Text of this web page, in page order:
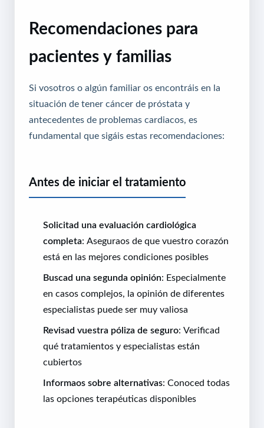
Recomendaciones para
pacientes y familias
Si vosotros o algún familiar os encontráis en la
situación de tener cáncer de próstata y
antecedentes de problemas cardiacos, es
fundamental que sigáis estas recomendaciones:
Antes de iniciar el tratamiento
Solicitad una evaluación cardiológica
completa: Aseguraos de que vuestro corazón
está en las mejores condiciones posibles
Buscad una segunda opinión: Especialmente
en casos complejos, la opinión de diferentes
especialistas puede ser muy valiosa
Revisad vuestra póliza de seguro: Verificad
qué tratamientos y especialistas están
cubiertos
Informaos sobre alternativas: Conoced todas
las opciones terapéuticas disponibles